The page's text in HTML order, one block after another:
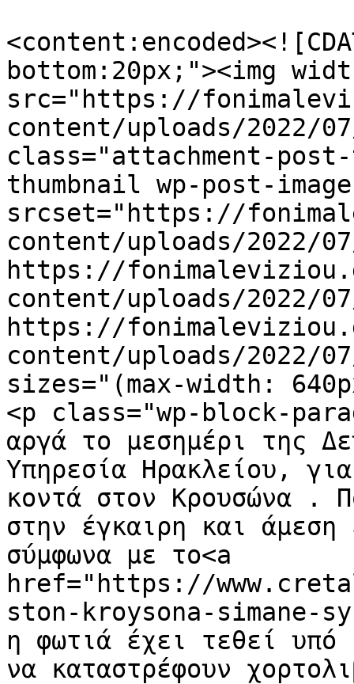
bottom:20px;"><img
src="https://
content/uploads/2022/
class="attachment-
thumbnail wp-post-
srcset="https://
content/uploads/2022/
https://
content/uploads/2022/
https://
content/uploads/2022/
sizes="(max-width:
<p class="wp-block-
αργά το μεσημέρι της
Υπηρεσία Ηρακλείου,
κοντά στον Κρουσώνα .
στην έγκαιρη και άμεση
σύμφωνα με το<a
href="https://
ston-kroysona-simane-
η φωτιά έχει τεθεί υπό
να καταστρέφουν